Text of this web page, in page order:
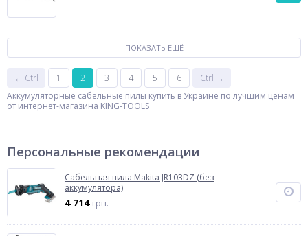
ПОКАЗАТЬ ЕЩЁ
← Ctrl 1 2 3 4 5 6
Ctrl →
Аккумуляторные сабельные пилы купить в Украине по лучшим ценам
от интернет-магазина KING-TOOLS
Персональные рекомендации
Сабельная пила Makita JR103DZ (без
аккумулятора)
4 714 грн.